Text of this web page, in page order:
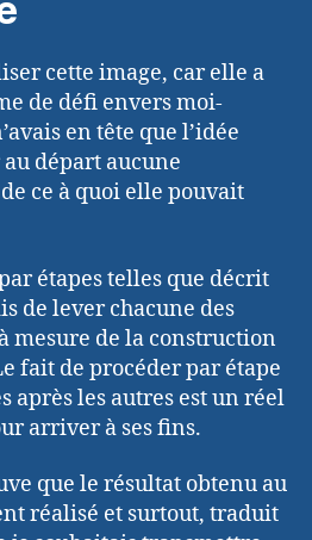
cette image, car elle a
de défi envers moi-
en tête que l’idée
départ aucune
ce à quoi elle pouvait
étapes telles que décrit
de lever chacune des
mesure de la construction
fait de procéder par étape
après les autres est un réel
arriver à ses fins.
que le résultat obtenu au
réalisé et surtout, traduit